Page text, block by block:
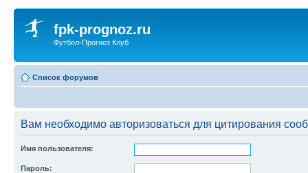
fpk-prognoz.ru
Футбол-Прогноз Клуб
Список форумов
Вам необходимо авторизоваться для цитирования
Имя пользователя:
Пароль: